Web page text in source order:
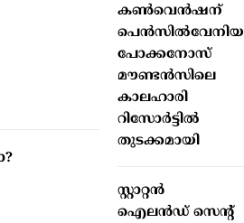
കൺവെൻഷന്
പെൻസിൽവേനിയ
പോക്കനോസ്
മൗണ്ടൻസിലെ
കാലഹാരി
റിസോർട്ടിൽ
തുടക്കമായി
സ്റ്റാറ്റന്‍
ഐലന്‍ഡ് സെന്റ്